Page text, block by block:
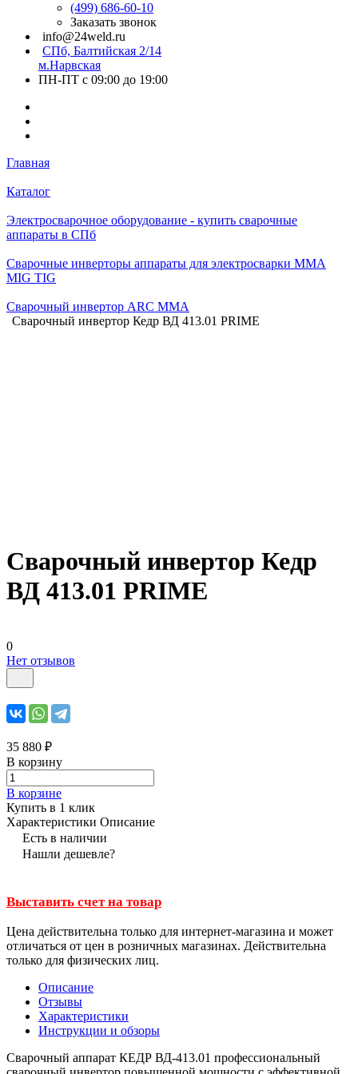
(499) 686-60-10
Заказать звонок
info@24weld.ru
СПб, Балтийская 2/14
м.Нарвская
ПН-ПТ с 09:00 до 19:00
Главная
Каталог
Электросварочное оборудование - купить сварочные
аппараты в СПб
Сварочные инверторы аппараты для электросварки MMA
MIG TIG
Сварочный инвертор ARC MMA
Сварочный инвертор Кедр ВД 413.01 PRIME
Сварочный инвертор Кедр
ВД 413.01 PRIME
0
Нет отзывов
35 880 ₽
В корзину
В корзине
Купить в 1 клик
Характеристики Описание
Есть в наличии
Нашли дешевле?
Выставить счет на товар
Цена действительна только для интернет-магазина и может
отличаться от цен в розничных магазинах. Действительна
только для физических лиц.
Описание
Отзывы
Характеристики
Инструкции и обзоры
Сварочный аппарат КЕДР ВД-413.01 профессиональный